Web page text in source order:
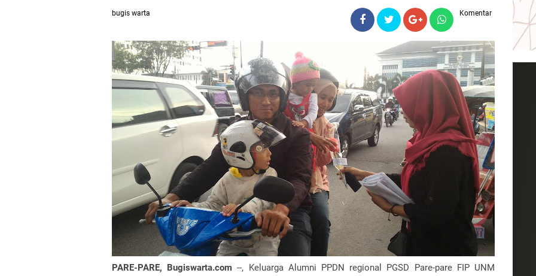
bugis warta Komentar
PARE-PARE, Bugiswarta.com--, Keluarga Alumni PPDN regional PGSD Pare-pare FIP UNM